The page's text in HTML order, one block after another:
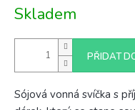
cena:
Skladem
PŘIDAT
Sójová vonná svíčka s